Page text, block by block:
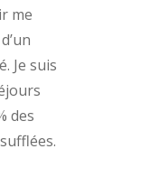
me
Je suis
des